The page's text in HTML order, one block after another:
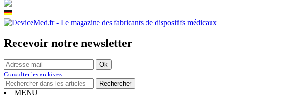
Recevoir notre newsletter
Consulter les archives
MENU